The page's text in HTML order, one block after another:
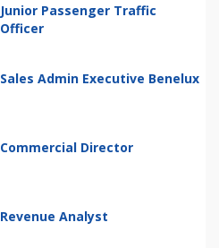
Junior Passenger Traffic
Officer
Sales Admin Executive Benelux
Commercial Director
Revenue Analyst